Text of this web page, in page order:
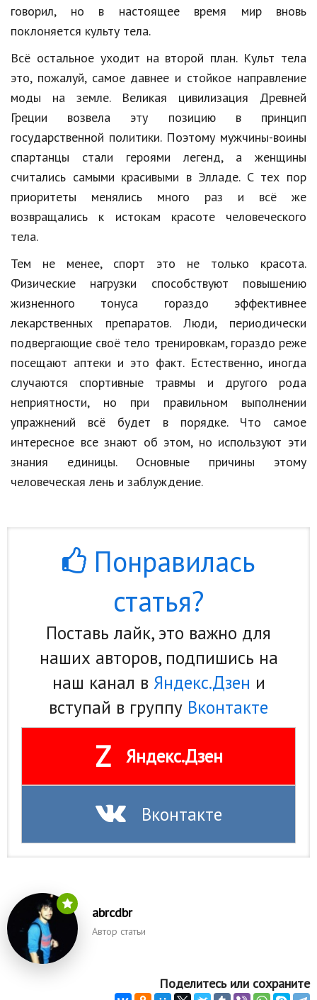
Финансы
Юриспруденция
Природа
Образование
Наука и технологии
говорил, но в настоящее время мир вновь
поклоняется культу тела.
Всё остальное уходит на второй план. Культ тела
это, пожалуй, самое давнее и стойкое направление
моды на земле. Великая цивилизация Древней
Греции возвела эту позицию в принцип
государственной политики. Поэтому мужчины-воины
спартанцы стали героями легенд, а женщины
считались самыми красивыми в Элладе. С тех пор
приоритеты менялись много раз и всё же
возвращались к истокам красоте человеческого
тела.
Тем не менее, спорт это не только красота.
Физические нагрузки способствуют повышению
жизненного тонуса гораздо эффективнее
лекарственных препаратов. Люди, периодически
подвергающие своё тело тренировкам, гораздо реже
посещают аптеки и это факт. Естественно, иногда
случаются спортивные травмы и другого рода
неприятности, но при правильном выполнении
упражнений всё будет в порядке. Что самое
интересное все знают об этом, но используют эти
знания единицы. Основные причины этому
человеческая лень и заблуждение.
Понравилась
статья?
Поставь лайк, это важно для
наших авторов, подпишись на
наш канал в Яндекс.Дзен и
вступай в группу Вконтакте
Z Яндекс.Дзен
Вконтакте
abrcdbr
Автор статьи
Поделитесь или сохраните